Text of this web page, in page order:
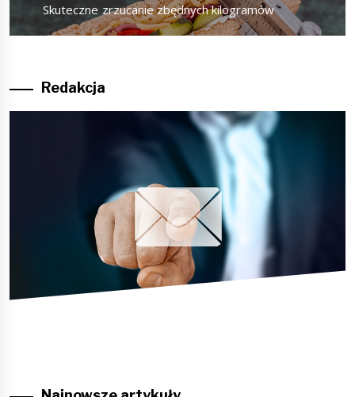
Next
post:
Skuteczne zrzucanie zbędnych kilogramów
Redakcja